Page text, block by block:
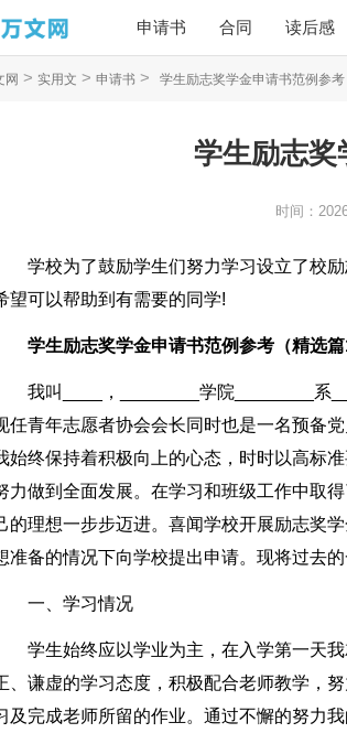
申请书 合同 读后感
网 > 实用文 > 申请书 > 学生励志奖学金申请书范例参考
学生励志奖
时间：
学校为了鼓励学生们努力学习设立了校
望可以帮助到有需要的同学!
学生励志奖学金申请书范例参考（精选篇
我叫____，________学院________系
任青年志愿者协会会长同时也是一名预备
始终保持着积极向上的心态，时时以高标
力做到全面发展。在学习和班级工作中取
的理想一步步迈进。喜闻学校开展励志奖
准备的情况下向学校提出申请。现将过去
一、学习情况
学生始终应以学业为主，在入学第一天
、谦虚的学习态度，积极配合老师教学，
及完成老师所留的作业。通过不懈的努力